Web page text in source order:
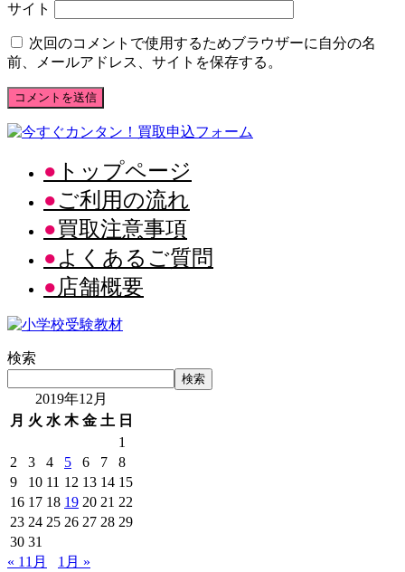
サイト
次回のコメントで使用するためブラウザーに自分の名
前、メールアドレス、サイトを保存する。
トップページ
ご利用の流れ
買取注意事項
よくあるご質問
店舗概要
検索
検索
2019年12月
月 火 水 木 金 土 日
1
2
3 4 5 6 7
8
9
10 11 12 13 14 15
16 17 18 19 20 21 22
23 24 25 26 27 28 29
30 31
« 11月
1月 »